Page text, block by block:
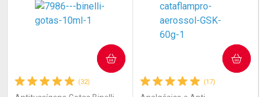
(32)
COMPRAR
(17)
COMPRAR